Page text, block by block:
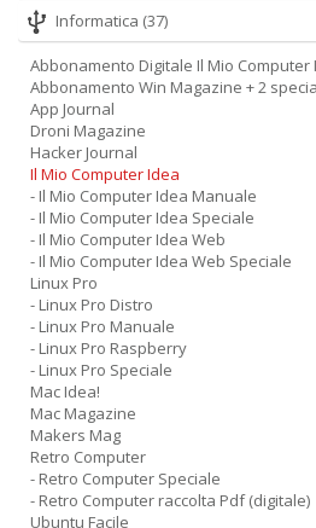
Informatica (37)
Abbonamento Digitale Il Mio Computer
Abbonamento Win Magazine + 2
App Journal
Droni Magazine
Hacker Journal
Il Mio Computer Idea
- Il Mio Computer Idea Manuale
- Il Mio Computer Idea Speciale
- Il Mio Computer Idea Web
- Il Mio Computer Idea Web Speciale
Linux Pro
- Linux Pro Distro
- Linux Pro Manuale
- Linux Pro Raspberry
- Linux Pro Speciale
Mac Idea!
Mac Magazine
Makers Mag
Retro Computer
- Retro Computer Speciale
- Retro Computer raccolta Pdf (digitale)
Ubuntu Facile